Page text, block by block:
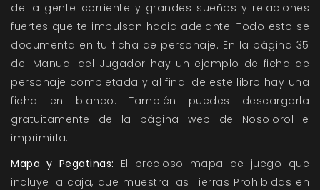
de la gente corriente y grandes sueños y relaciones
fuertes que te impulsan hacia adelante. Todo esto se
documenta en tu ficha de personaje. En la página 35
del Manual del Jugador hay un ejemplo de ficha de
personaje completada y al final de este libro hay una
ficha en blanco. También puedes descargarla
gratuitamente de la página web de Nosolorol e
imprimirla.
Mapa y Pegatinas: El precioso mapa de juego que
incluye la caja, que muestra las Tierras Prohibidas en